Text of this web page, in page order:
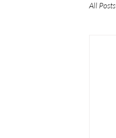
All Posts